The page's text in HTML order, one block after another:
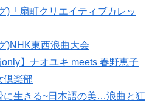
)「扇町クリエイティブカレッ
)NHK東西浪曲大会
only】ナオユキ meets 春野恵子
倶楽部
に生きる~日本語の美…浪曲と狂